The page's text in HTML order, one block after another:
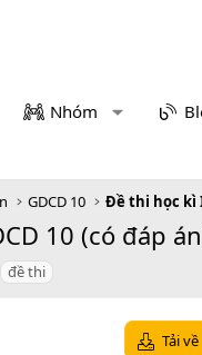
Nhóm
GDCD 10 Đề thi học kì
10 (có đáp
đề thi
Tải về